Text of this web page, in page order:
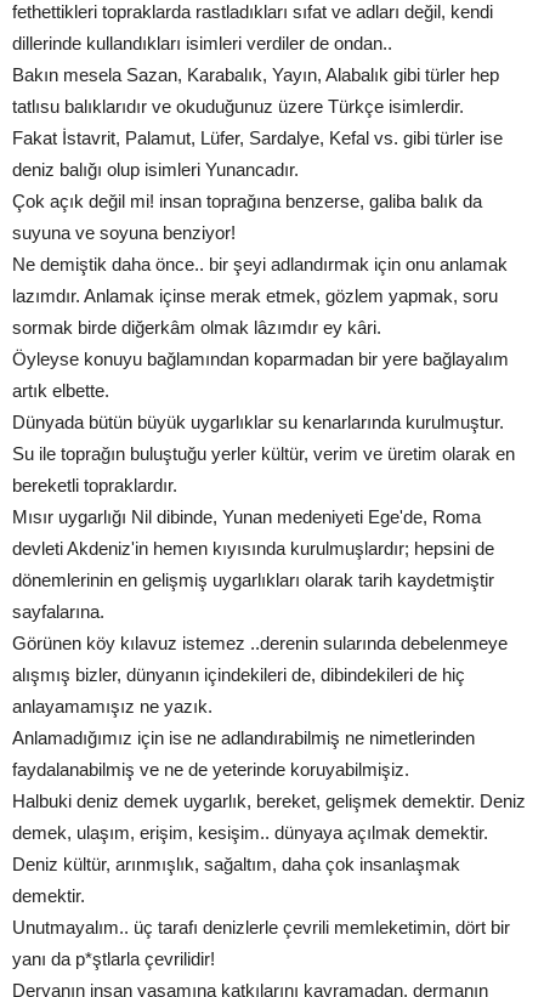
fethettikleri topraklarda rastladıkları sıfat ve adları değil, kendi
dillerinde kullandıkları isimleri verdiler de ondan..
Bakın mesela Sazan, Karabalık, Yayın, Alabalık gibi türler hep
tatlısu balıklarıdır ve okuduğunuz üzere Türkçe isimlerdir.
Fakat İstavrit, Palamut, Lüfer, Sardalye, Kefal vs. gibi türler ise
deniz balığı olup isimleri Yunancadır.
Çok açık değil mi! insan toprağına benzerse, galiba balık da
suyuna ve soyuna benziyor!
Ne demiştik daha önce.. bir şeyi adlandırmak için onu anlamak
lazımdır. Anlamak içinse merak etmek, gözlem yapmak, soru
sormak birde diğerkâm olmak lâzımdır ey kâri.
Öyleyse konuyu bağlamından koparmadan bir yere bağlayalım
artık elbette.
Dünyada bütün büyük uygarlıklar su kenarlarında kurulmuştur.
Su ile toprağın buluştuğu yerler kültür, verim ve üretim olarak en
bereketli topraklardır.
Mısır uygarlığı Nil dibinde, Yunan medeniyeti Ege'de, Roma
devleti Akdeniz'in hemen kıyısında kurulmuşlardır; hepsini de
dönemlerinin en gelişmiş uygarlıkları olarak tarih kaydetmiştir
sayfalarına.
Görünen köy kılavuz istemez ..derenin sularında debelenmeye
alışmış bizler, dünyanın içindekileri de, dibindekileri de hiç
anlayamamışız ne yazık.
Anlamadığımız için ise ne adlandırabilmiş ne nimetlerinden
faydalanabilmiş ve ne de yeterinde koruyabilmişiz.
Halbuki deniz demek uygarlık, bereket, gelişmek demektir. Deniz
demek, ulaşım, erişim, kesişim.. dünyaya açılmak demektir.
Deniz kültür, arınmışlık, sağaltım, daha çok insanlaşmak
demektir.
Unutmayalım.. üç tarafı denizlerle çevrili memleketimin, dört bir
yanı da p*ştlarla çevrilidir!
Deryanın insan yaşamına katkılarını kavramadan, dermanın